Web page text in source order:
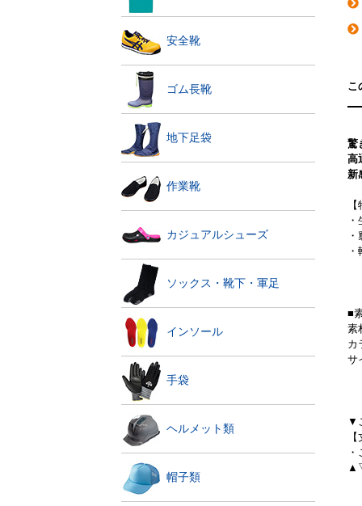
安全靴
ゴム長靴
地下足袋
作業靴
カジュアルシューズ
ソックス・靴下・軍足
インソール
手袋
ヘルメット類
帽子類
こ
驚
高
新
■
素
カ
サ
▼